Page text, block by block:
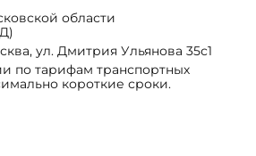
области
ул. Дмитрия Ульянова 35с1
по тарифам транспортных
короткие сроки.